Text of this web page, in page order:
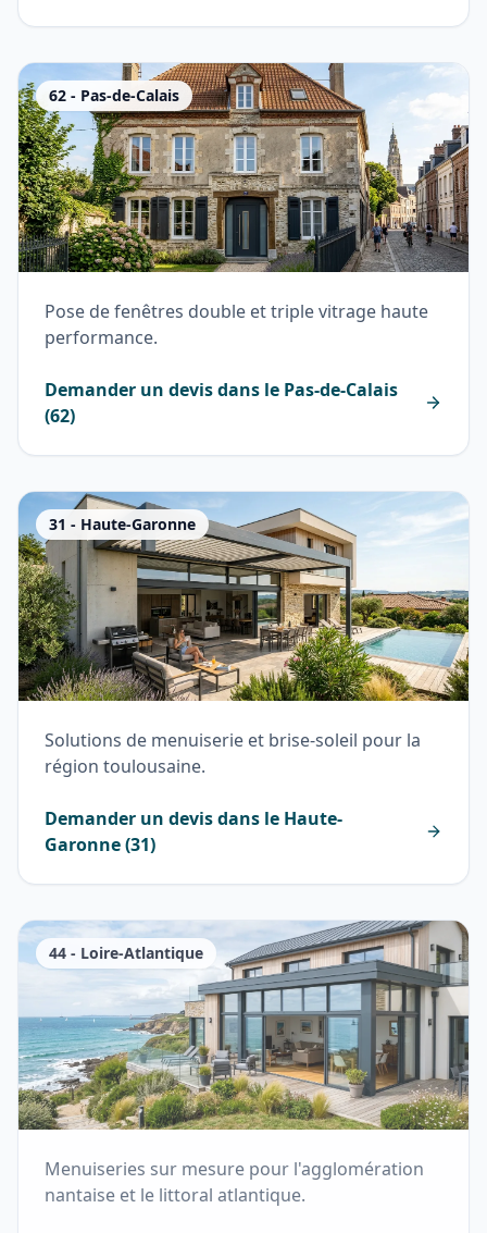
62 - Pas-de-Calais
Pose de fenêtres double et triple vitrage haute
performance.
Demander un devis dans le Pas-de-Calais
(62)
31 - Haute-Garonne
Solutions de menuiserie et brise-soleil pour la
région toulousaine.
Demander un devis dans le Haute-
Garonne(31)
44 - Loire-Atlantique
Menuiseries sur mesure pour l'agglomération
nantaise et le littoral atlantique.